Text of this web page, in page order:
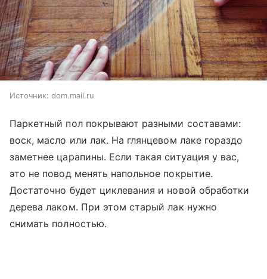
Источник: dom.mail.ru
Паркетный пол покрывают разными составами:
воск, масло или лак. На глянцевом лаке гораздо
заметнее царапины. Если такая ситуация у вас,
это не повод менять напольное покрытие.
Достаточно будет циклевания и новой обработки
дерева лаком. При этом старый лак нужно
снимать полностью.